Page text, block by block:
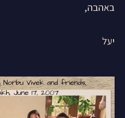
באהבה,
יעל